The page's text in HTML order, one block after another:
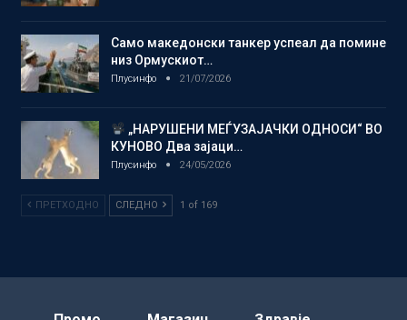
Само македонски танкер успеал да помине
низ Ормускиот…
Плусинфо 21/07/2026
„НАРУШЕНИ МЕЃУЗАЈАЧКИ ОДНОСИ“ ВО
КУНОВО Два зајаци…
Плусинфо 24/05/2026
ПРЕТХОДНО СЛЕДНО 1 of 169